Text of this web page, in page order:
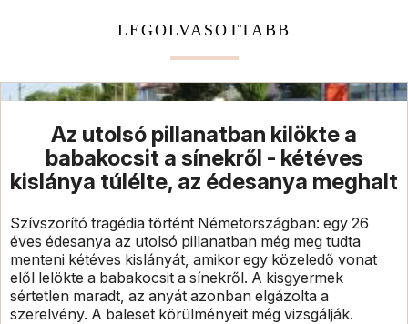
LEGOLVASOTTABB
Az utolsó pillanatban kilökte a
babakocsit a sínekről - kétéves
kislánya túlélte, az édesanya meghalt
Szívszorító tragédia történt Németországban: egy 26
éves édesanya az utolsó pillanatban még meg tudta
menteni kétéves kislányát, amikor egy közeledő vonat
elől lelökte a babakocsit a sínekről. A kisgyermek
sértetlen maradt, az anyát azonban elgázolta a
szerelvény. A baleset körülményeit még vizsgálják.